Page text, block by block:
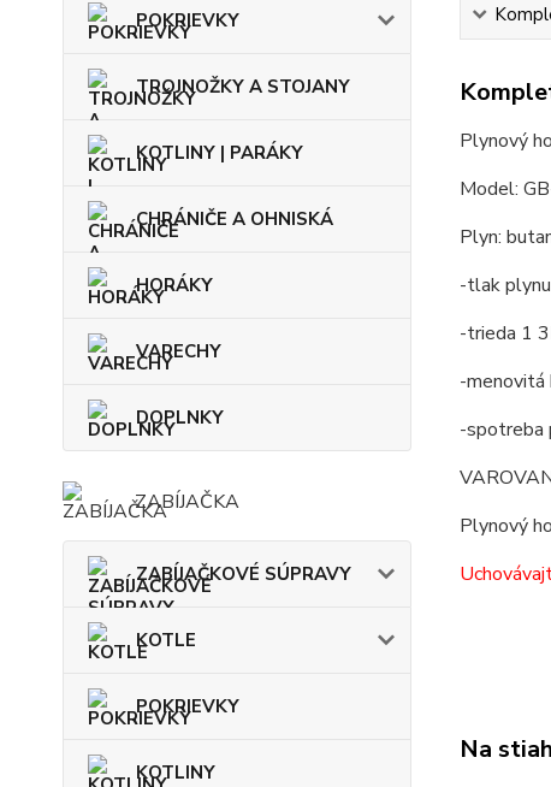
POKRIEVKY
TROJNOŽKY A STOJANY
KOTLINY | PARÁKY
CHRÁNIČE A OHNISKÁ
HORÁKY
VARECHY
DOPLNKY
ZABÍJAČKA
ZABÍJAČKOVÉ SÚPRAVY
KOTLE
POKRIEVKY
KOTLINY
Plynový
Model:
Plyn:
-tlak
-trieda 1
-
-
Plynový
Na